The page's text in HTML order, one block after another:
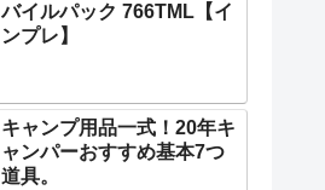
バイルパック 766TML【イ
ンプレ】
キャンプ用品一式！20年キ
ャンパーおすすめ基本7つ
道具。